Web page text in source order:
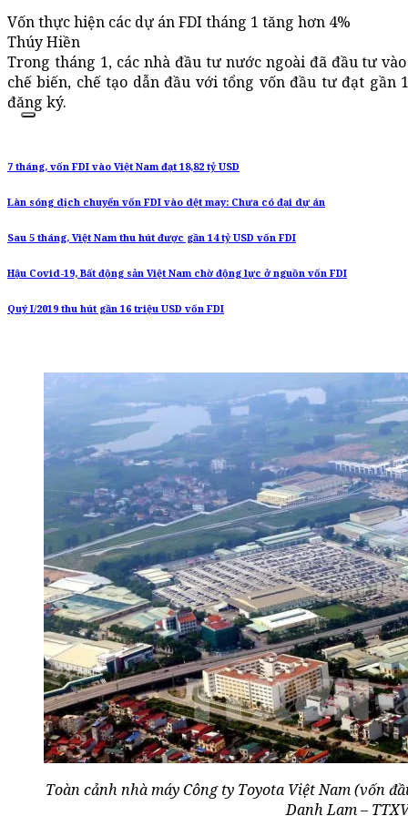
Vốn thực hiện các dự án FDI tháng 1 tăng hơn 4%
Thúy Hiền
Trong tháng 1, các nhà đầu tư nước ngoài đã đầu tư
chế biến, chế tạo dẫn đầu với tổng vốn đầu tư đạt gần
đăng ký.
7 tháng, vốn FDI vào Việt Nam đạt 18,82 tỷ USD
Làn sóng dịch chuyển vốn FDI vào dệt may: Chưa có đại dự án
Sau 5 tháng, Việt Nam thu hút được gần 14 tỷ USD vốn FDI
Hậu Covid-19, Bất động sản Việt Nam chờ động lực ở nguồn vốn FDI
Quý I/2019 thu hút gần 16 triệu USD vốn FDI
Toàn cảnh nhà máy Công ty Toyota Việt Nam (vốn
Danh Lam –